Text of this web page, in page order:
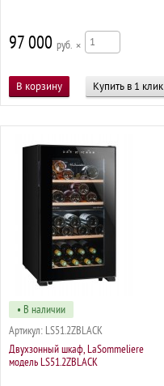
97 000 р ×
Купить в 1 клик
• В наличии
Артикул: LS51.2ZBLACK
Двухзонный шкаф, LaSommeliere
модель LS51.2ZBLACK